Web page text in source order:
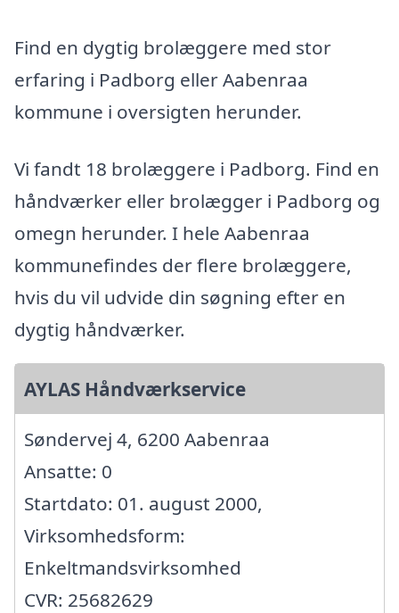
Find en dygtig brolæggere med stor
erfaring i Padborg eller Aabenraa
kommune i oversigten herunder.
Vi fandt 18 brolæggere i Padborg. Find en
håndværker eller brolægger i Padborg og
omegn herunder. I hele Aabenraa
kommunefindes der flere brolæggere,
hvis du vil udvide din søgning efter en
dygtig håndværker.
AYLAS Håndværkservice
Søndervej 4, 6200 Aabenraa
Ansatte: 0
Startdato: 01. august 2000,
Virksomhedsform:
Enkeltmandsvirksomhed
CVR: 25682629